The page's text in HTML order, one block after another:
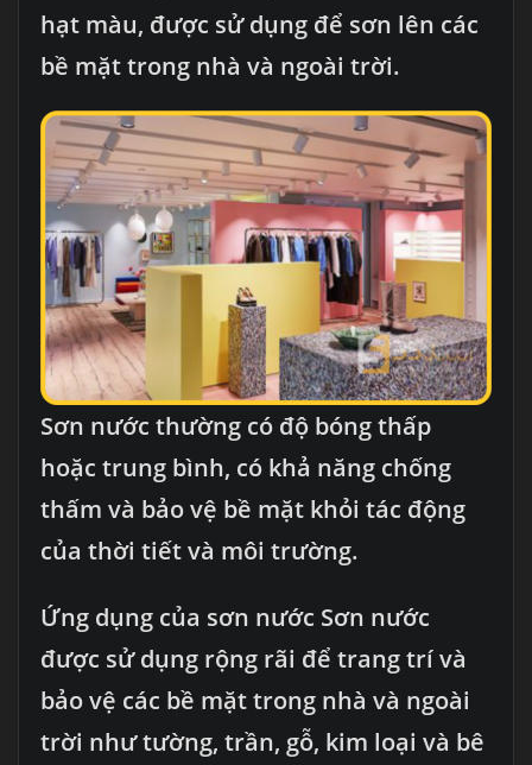
hạt màu, được sử dụng để sơn lên các
bề mặt trong nhà và ngoài trời.
Sơn nước thường có độ bóng thấp
hoặc trung bình, có khả năng chống
thấm và bảo vệ bề mặt khỏi tác động
của thời tiết và môi trường.
Ứng dụng của sơn nước Sơn nước
được sử dụng rộng rãi để trang trí và
bảo vệ các bề mặt trong nhà và ngoài
trời như tường, trần, gỗ, kim loại và bê